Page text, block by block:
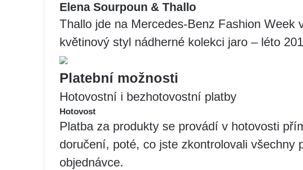
Elena Sourpoun & Thallo
Thallo jde na Mercedes-Benz Fashion Week
květinový styl nádherné kolekci jaro – léto
Platební možnosti
Hotovostní i bezhotovostní platby
Hotovost
Platba za produkty se provádí v hotovosti
doručení, poté, co jste zkontrolovali všechny
objednávce.